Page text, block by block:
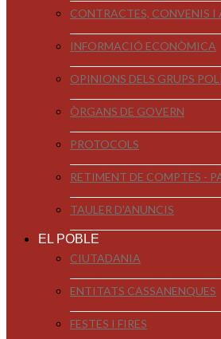
CONTRACTES, CONVENIS I
INFORMACIÓ ECONÒMICA
OPINIONS DELS GRUPS
ÒRGANS DE GOVERN
PROTOCOLS
RETIMENT DE COMPTES -
TAULER D'ANUNCIS
EL POBLE
CIUTADANIA
ENTITATS CASSANENQUES
FESTES I FIRES